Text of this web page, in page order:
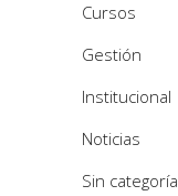
Cursos
Gestión
Institucional
Noticias
Sin categoría